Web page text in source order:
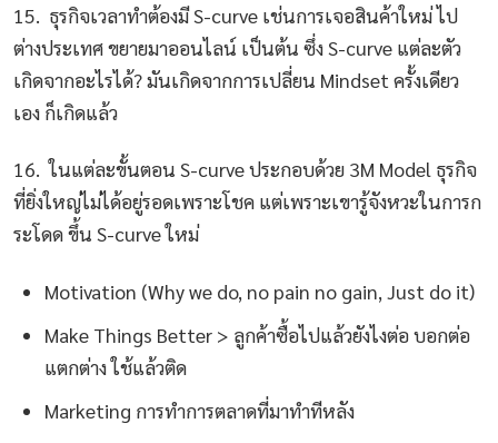
15. ธุรกิจเวลาทำต้องมี S-curve เช่นการเจอสินค้าใหม่ ไป
ต่างประเทศ ขยายมาออนไลน์ เป็นต้น ซึ่ง S-curve แต่ละตัว
เกิดจากอะไรได้? มันเกิดจากการเปลี่ยน Mindset ครั้งเดียว
เอง ก็เกิดแล้ว
16. ในแต่ละขั้นตอน S-curve ประกอบด้วย 3M Model ธุรกิจ
ที่ยิ่งใหญ่ไม่ได้อยู่รอดเพราะโชค แต่เพราะเขารู้จังหวะในการก
ระโดด ขึ้น S-curve ใหม่
Motivation (Why we do, no pain no gain, Just do it)
Make Things Better > ลูกค้าซื้อไปแล้วยังไงต่อ บอกต่อ
แตกต่าง ใช้แล้วติด
Marketing การทำการตลาดที่มาทำทีหลัง